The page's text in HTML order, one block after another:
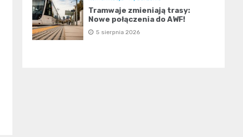
Tramwaje zmieniają trasy:
Nowe połączenia do AWF!
5 sierpnia 2026